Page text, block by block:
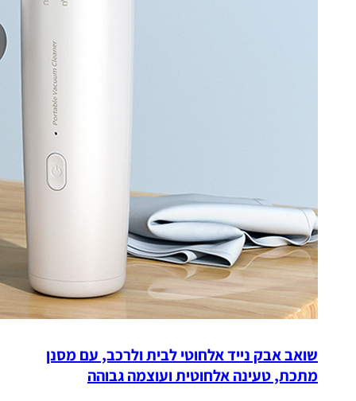
שואב אבק נייד אלחוטי לבית ולרכב, עם מסנן
מתכת, טעינה אלחוטית ועוצמה גבוהה